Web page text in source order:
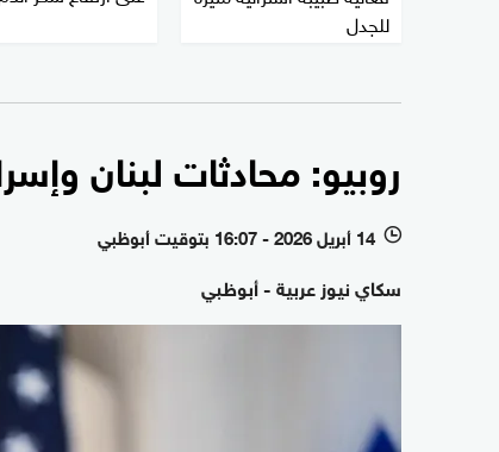
للجدل
روبيو: محادثات لبنان
l 14 أبريل 2026 - 16:07 بتوقيت أبوظبي
سكاي نيوز عربية - أبوظبي